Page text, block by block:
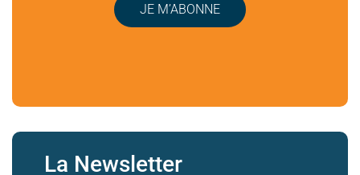
JE M’ABONNE
La Newsletter